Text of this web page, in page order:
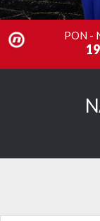
PON -
NOVA
DOMA
MINI